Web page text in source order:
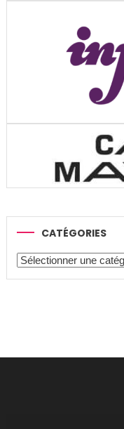
CATÉGORIES
Catégories